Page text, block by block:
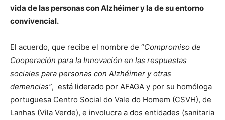
vida de las personas con Alzhéimer y la de su entorno
convivencial.
El acuerdo, que recibe el nombre de “Compromiso de
Cooperación para la Innovación en las respuestas
sociales para personas con Alzhéimer y otras
demencias”, está liderado por AFAGA y por su homóloga
portuguesa Centro Social do Vale do Homem (CSVH), de
Lanhas (Vila Verde), e involucra a dos entidades (sanitaria